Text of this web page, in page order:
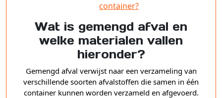
container?
Wat is gemengd afval en
welke materialen vallen
hieronder?
Gemengd afval verwijst naar een verzameling van
verschillende soorten afvalstoffen die samen in één
container kunnen worden verzameld en afgevoerd.